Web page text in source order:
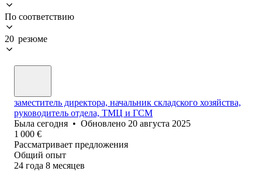
По соответствию
20 резюме
заместитель директора, начальник складского хозяйства,
руководитель отдела, ТМЦ и ГСМ
Была сегодня • Обновлено 20 августа 2025
1 000 €
Рассматривает предложения
Общий опыт
24 года 8 месяцев